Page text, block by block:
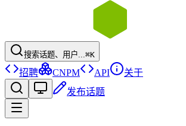
搜索话题、用户...⌘K
招聘 CNPM API
关于
发布话题